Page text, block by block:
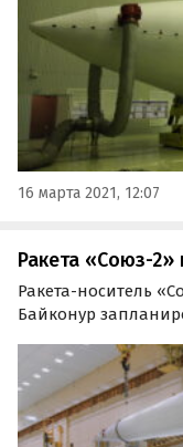
16 марта 2021, 12:07
Ракета «Союз-
Ракета-носитель
Байконур
сочетанию
о легендарной